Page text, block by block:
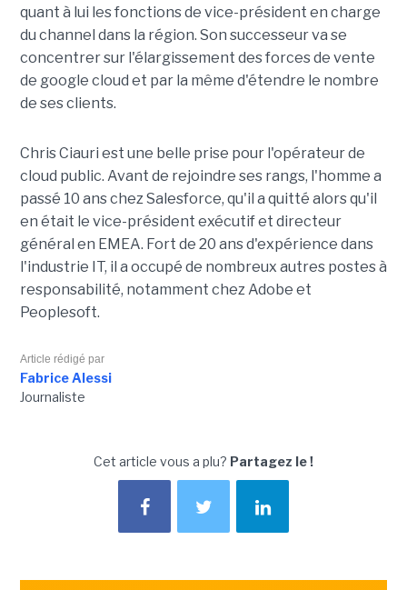
quant à lui les fonctions de vice-président en charge
du channel dans la région. Son successeur va se
concentrer sur l'élargissement des forces de vente
de google cloud et par la même d'étendre le nombre
de ses clients.
Chris Ciauri est une belle prise pour l'opérateur de
cloud public. Avant de rejoindre ses rangs, l'homme a
passé 10 ans chez Salesforce, qu'il a quitté alors qu'il
en était le vice-président exécutif et directeur
général en EMEA. Fort de 20 ans d'expérience dans
l'industrie IT, il a occupé de nombreux autres postes à
responsabilité, notamment chez Adobe et
Peoplesoft.
Article rédigé par
Fabrice Alessi
Journaliste
Cet article vous a plu? Partagez le !